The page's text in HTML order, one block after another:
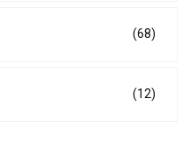
(68)
(12)